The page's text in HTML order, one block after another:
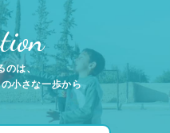
のは、
小さな一歩から